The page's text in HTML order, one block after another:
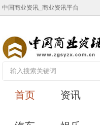
中国商业资讯_商业资讯平台
首页 资讯